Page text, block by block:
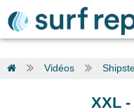
Vidéos
XXL-